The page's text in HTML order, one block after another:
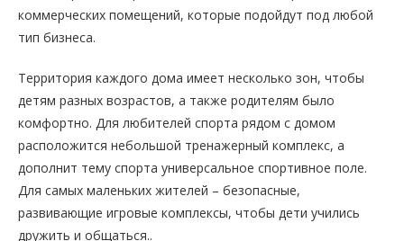
коммерческих помещений, которые подойдут под любой
тип бизнеса.
Территория каждого дома имеет несколько зон, чтобы
детям разных возрастов, а также родителям было
комфортно. Для любителей спорта рядом с домом
расположится небольшой тренажерный комплекс, а
дополнит тему спорта универсальное спортивное поле.
Для самых маленьких жителей – безопасные,
развивающие игровые комплексы, чтобы дети учились
дружить и общаться..